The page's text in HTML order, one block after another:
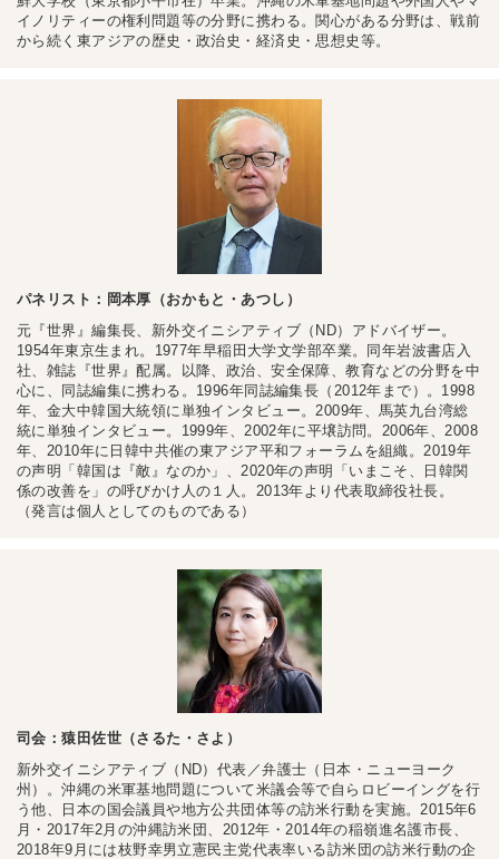
イノリティーの権利問題等の分野に携わる。関心がある分野は、戦前
から続く東アジアの歴史・政治史・経済史・思想史等。
パネリスト：岡本厚（おかもと・あつし）
元『世界』編集長、新外交イニシアティブ（ND）アドバイザー。
1954年東京生まれ。1977年早稲田大学文学部卒業。同年岩波書店入
社、雑誌『世界』配属。以降、政治、安全保障、教育などの分野を中
心に、同誌編集に携わる。1996年同誌編集長（2012年まで）。1998
年、金大中韓国大統領に単独インタビュー。2009年、馬英九台湾総
統に単独インタビュー。1999年、2002年に平壌訪問。2006年、2008
年、2010年に日韓中共催の東アジア平和フォーラムを組織。2019年
の声明「韓国は『敵』なのか」、2020年の声明「いまこそ、日韓関
係の改善を」の呼びかけ人の１人。2013年より代表取締役社長。
（発言は個人としてのものである）
司会：猿田佐世（さるた・さよ）
新外交イニシアティブ（ND）代表／弁護士（日本・ニューヨーク
州）。沖縄の米軍基地問題について米議会等で自らロビーイングを行
う他、日本の国会議員や地方公共団体等の訪米行動を実施。2015年6
月・2017年2月の沖縄訪米団、2012年・2014年の稲嶺進名護市長、
2018年9月には枝野幸男立憲民主党代表率いる訪米団の訪米行動の企